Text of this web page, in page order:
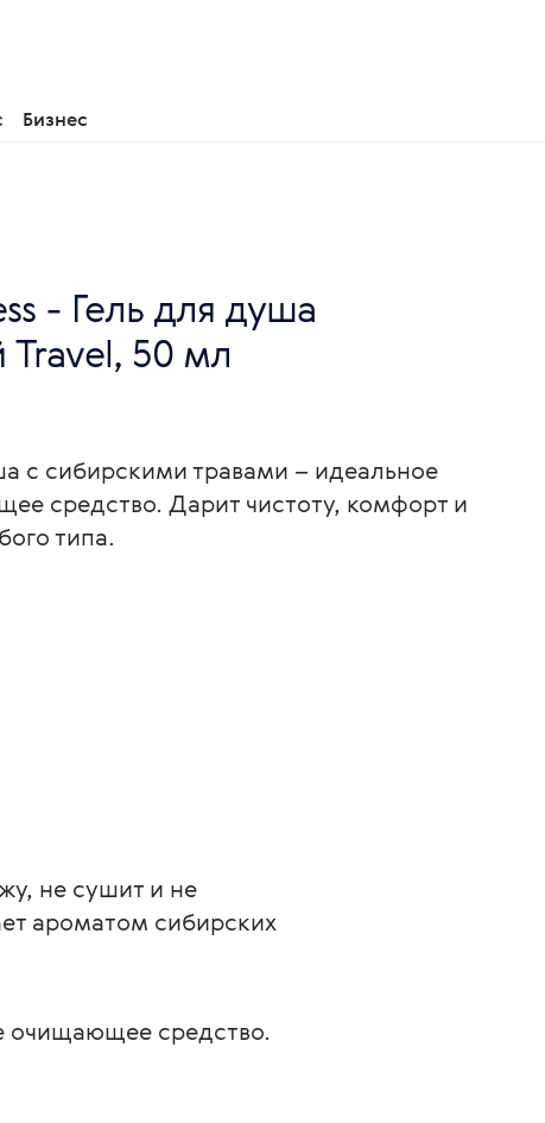
Бизнес
- Гель для душа
50 мл
с сибирскими травами – идеальное
средство. Дарит чистоту, комфорт и
типа.
не сушит и не
ароматом сибирских
очищающее средство.